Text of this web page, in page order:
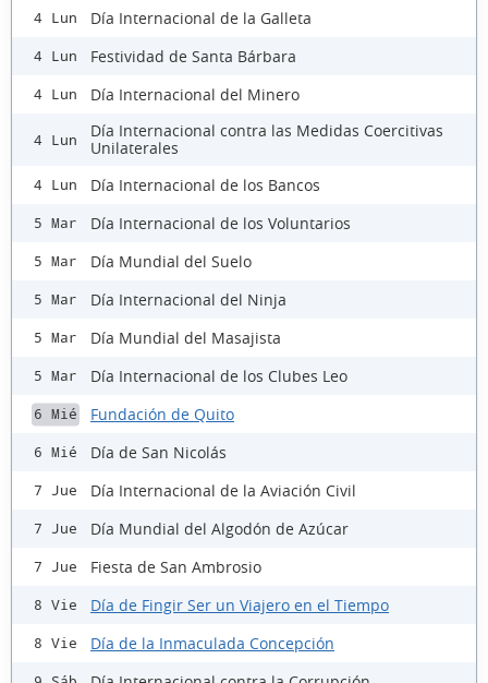
4 Lun Día Internacional de la Galleta
4 Lun Festividad de Santa Bárbara
4 Lun Día Internacional del Minero
4 Lun
Día Internacional contra las Medidas Coercitivas
Unilaterales
4 Lun Día Internacional de los Bancos
5 Mar Día Internacional de los Voluntarios
5 Mar Día Mundial del Suelo
5 Mar Día Internacional del Ninja
5 Mar Día Mundial del Masajista
5 Mar Día Internacional de los Clubes Leo
6 Mié Fundación de Quito
6 Mié Día de San Nicolás
7 Jue Día Internacional de la Aviación Civil
7 Jue Día Mundial del Algodón de Azúcar
7 Jue Fiesta de San Ambrosio
8 Vie Día de Fingir Ser un Viajero en el Tiempo
8 Vie Día de la Inmaculada Concepción